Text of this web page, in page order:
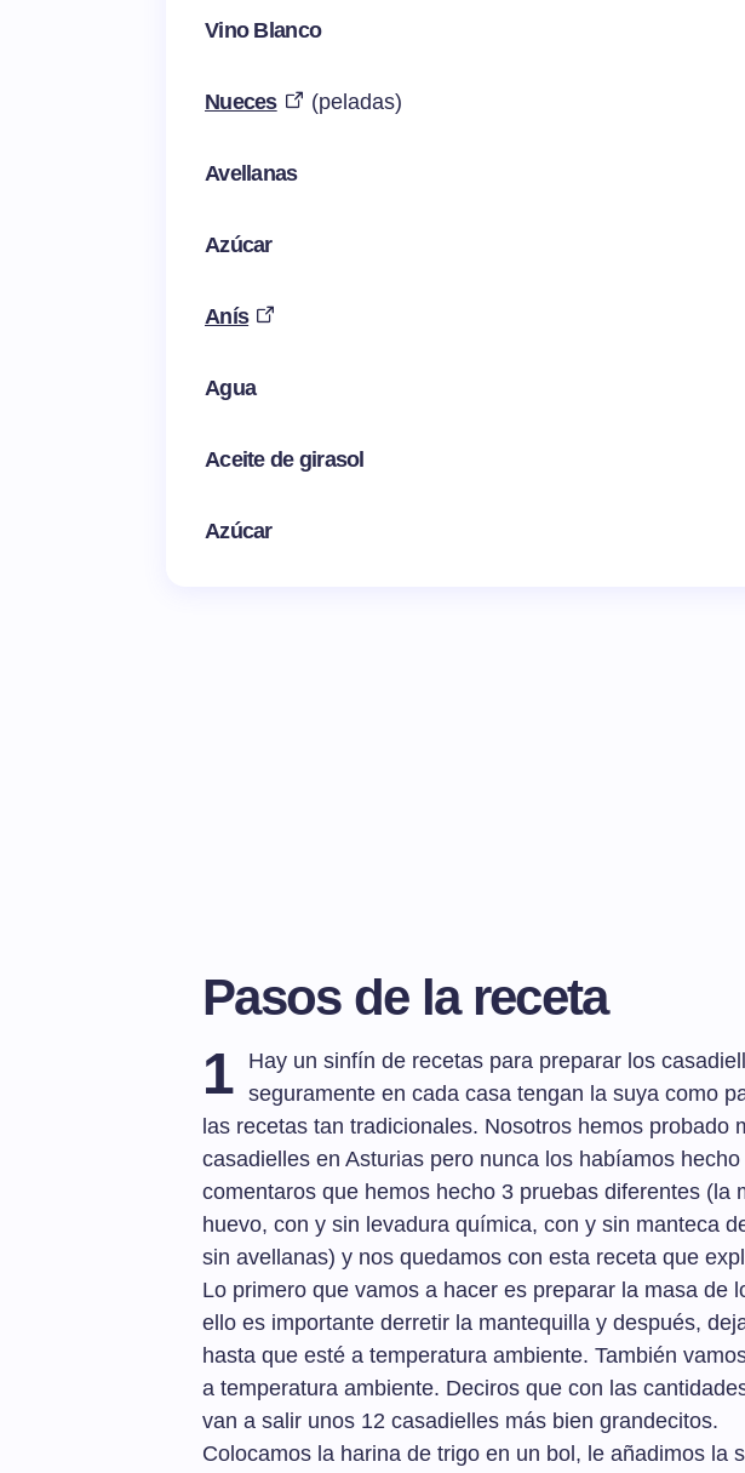
Vino Blanco
Nueces (peladas)
Avellanas
Azúcar
Anís
Agua
Aceite de girasol
Azúcar
Pasos de la receta
1
Hay un sinfín de recetas para preparar los
seguramente en cada casa tengan la suya como
las recetas tan tradicionales. Nosotros hemos probado
casadielles en Asturias pero nunca los habíamos
comentaros que hemos hecho 3 pruebas diferentes (la
huevo, con y sin levadura química, con y sin manteca
sin avellanas) y nos quedamos con esta receta que
Lo primero que vamos a hacer es preparar la masa de
ello es importante derretir la mantequilla y después,
hasta que esté a temperatura ambiente. También
a temperatura ambiente. Deciros que con las
van a salir unos 12 casadielles más bien grandecitos.
Colocamos la harina de trigo en un bol, le añadimos la